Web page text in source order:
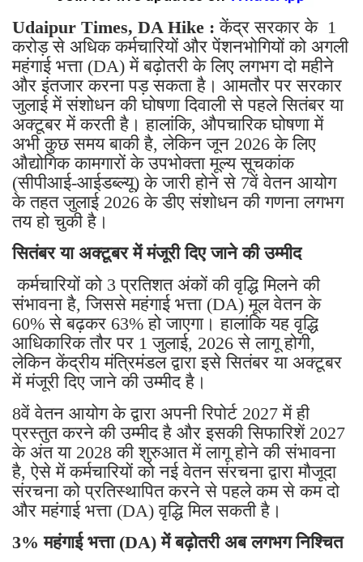
Udaipur Times, DA Hike :केंद्र सरकार के 1
करोड़ से अधिक कर्मचारियों और पेंशनभोगियों को अगली
महंगाई भत्ता (DA) में बढ़ोतरी के लिए लगभग दो महीने
और इंतजार करना पड़ सकता है। आमतौर पर सरकार
जुलाई में संशोधन की घोषणा दिवाली से पहले सितंबर या
अक्टूबर में करती है। हालांकि, औपचारिक घोषणा में
अभी कुछ समय बाकी है, लेकिन जून 2026 के लिए
औद्योगिक कामगारों के उपभोक्ता मूल्य सूचकांक
(सीपीआई-आईडब्ल्यू) के जारी होने से 7वें वेतन आयोग
के तहत जुलाई 2026 के डीए संशोधन की गणना लगभग
तय हो चुकी है।
सितंबर या अक्टूबर में मंजूरी दिए जाने की उम्मीद
कर्मचारियों को 3 प्रतिशत अंकों की वृद्धि मिलने की
संभावना है, जिससे महंगाई भत्ता (DA) मूल वेतन के
60% से बढ़कर 63% हो जाएगा। हालांकि यह वृद्धि
आधिकारिक तौर पर 1 जुलाई, 2026 से लागू होगी,
लेकिन केंद्रीय मंत्रिमंडल द्वारा इसे सितंबर या अक्टूबर
में मंजूरी दिए जाने की उम्मीद है।
8वें वेतन आयोग के द्वारा अपनी रिपोर्ट 2027 में ही
प्रस्तुत करने की उम्मीद है और इसकी सिफारिशें 2027
के अंत या 2028 की शुरुआत में लागू होने की संभावना
है, ऐसे में कर्मचारियों को नई वेतन संरचना द्वारा मौजूदा
संरचना को प्रतिस्थापित करने से पहले कम से कम दो
और महंगाई भत्ता (DA) वृद्धि मिल सकती है।
3% महंगाई भत्ता (DA) में बढ़ोतरी अब लगभग निश्चित